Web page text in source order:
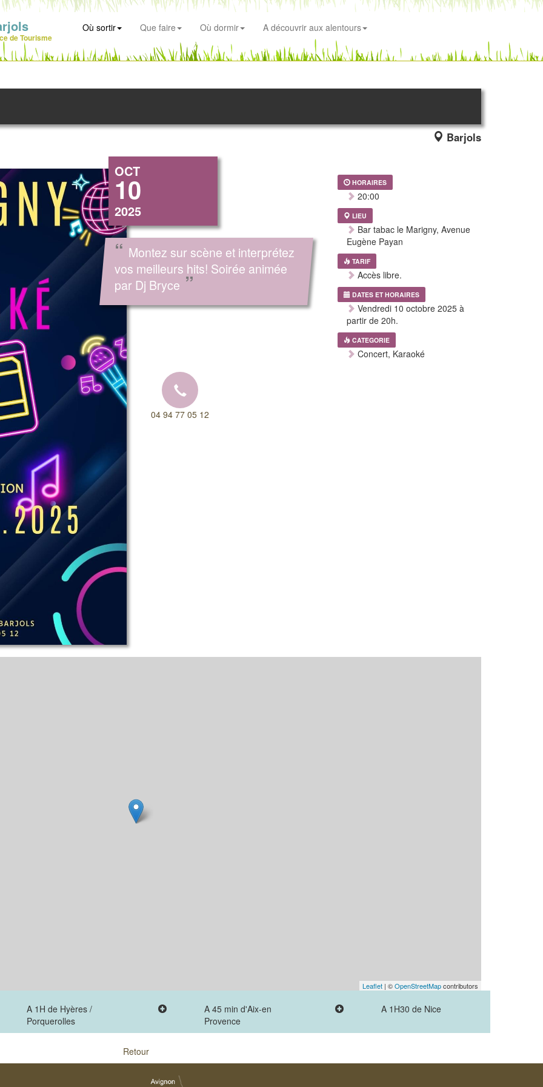
de Tourisme
Où sortir Que faire Où dormir A découvrir aux alentours
Barjols
OCT
10
2025
“ Montez sur scène et interprétez
vos meilleurs hits! Soirée animée
par Dj Bryce ”
HORAIRES
20:00
LIEU
Bar tabac le Marigny, Avenue
Eugène Payan
TARIF
Accès libre.
DATES ET HORAIRES
Vendredi 10 octobre 2025 à
partir de 20h.
CATEGORIE
Concert, Karaoké
04 94 77 05 12
Leaflet | ©OpenStreetMapcontributors
A 1H de Hyères /
Porquerolles
A 45 min d'Aix-en
Provence
A 1H30 de Nice
Retour